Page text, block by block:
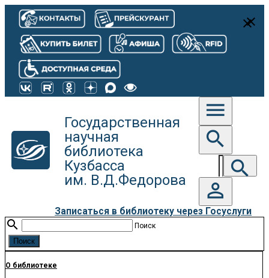
Государственная
научная
библиотека
Кузбасса
им. В.Д.Федорова
menu
search
search
person_outline
Записаться в библиотеку через Госуслуги
close
search Поиск
О библиотеке
close